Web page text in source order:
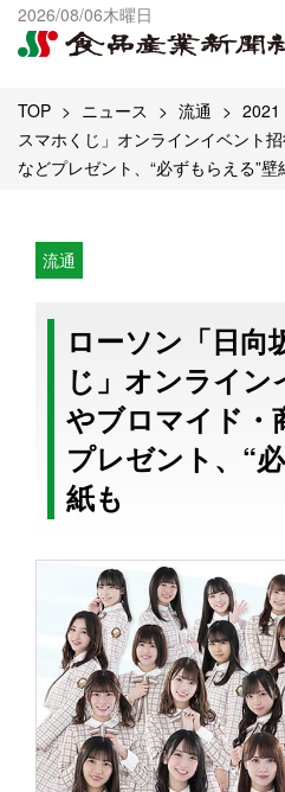
2026/08/06木曜日
出版物一覧へ
試読・購読申し込み
TOP ニュース 流通 2021
スマホくじ」オンラインイベント
などプレゼント、“必ずもらえる”壁
流通
ローソン「日向
じ」オンライ
やブロマイド・
プレゼント、“
紙も